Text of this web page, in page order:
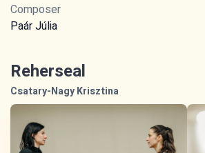
Composer
Paár Júlia
Reherseal
Csatary-Nagy Krisztina